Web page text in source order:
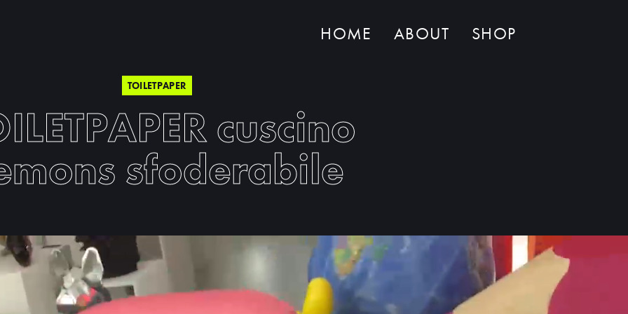
HOME ABOUT SHOP
TOILETPAPER
cuscino
sfoderabile